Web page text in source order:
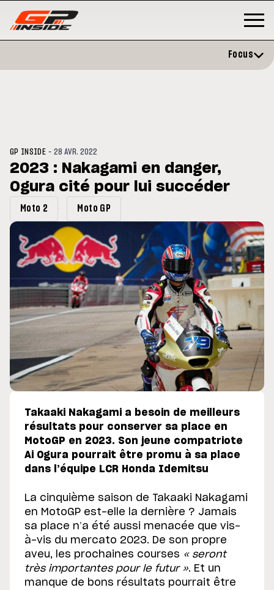
du GP de Grande-
MOTO GP
Focus
GP INSIDE -28 AVR. 2022
2023 : Nakagami en danger,
Ogura cité pour lui succéder
Moto 2 Moto GP
Takaaki Nakagami a besoin de meilleurs
résultats pour conserver sa place en
MotoGP en 2023. Son jeune compatriote
Ai Ogura pourrait être promu à sa place
dans l’équipe LCR Honda Idemitsu
La cinquième saison de Takaaki Nakagami
en MotoGP est-elle la dernière ? Jamais
sa place n’a été aussi menacée que vis-
à-vis du mercato 2023. De son propre
aveu, les prochaines courses « seront
très importantes pour le futur ». Et un
manque de bons résultats pourrait être